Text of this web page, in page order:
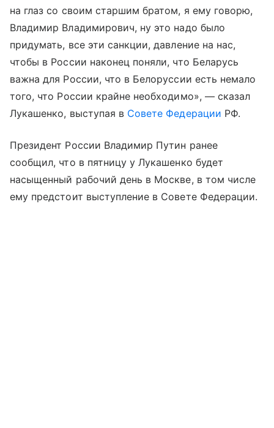
на глаз со своим старшим братом, я ему говорю,
Владимир Владимирович, ну это надо было
придумать, все эти санкции, давление на нас,
чтобы в России наконец поняли, что Беларусь
важна для России, что в Белоруссии есть немало
того, что России крайне необходимо», — сказал
Лукашенко, выступая в Совете Федерации РФ.
Президент России Владимир Путин ранее
сообщил, что в пятницу у Лукашенко будет
насыщенный рабочий день в Москве, в том числе
ему предстоит выступление в Совете Федерации.